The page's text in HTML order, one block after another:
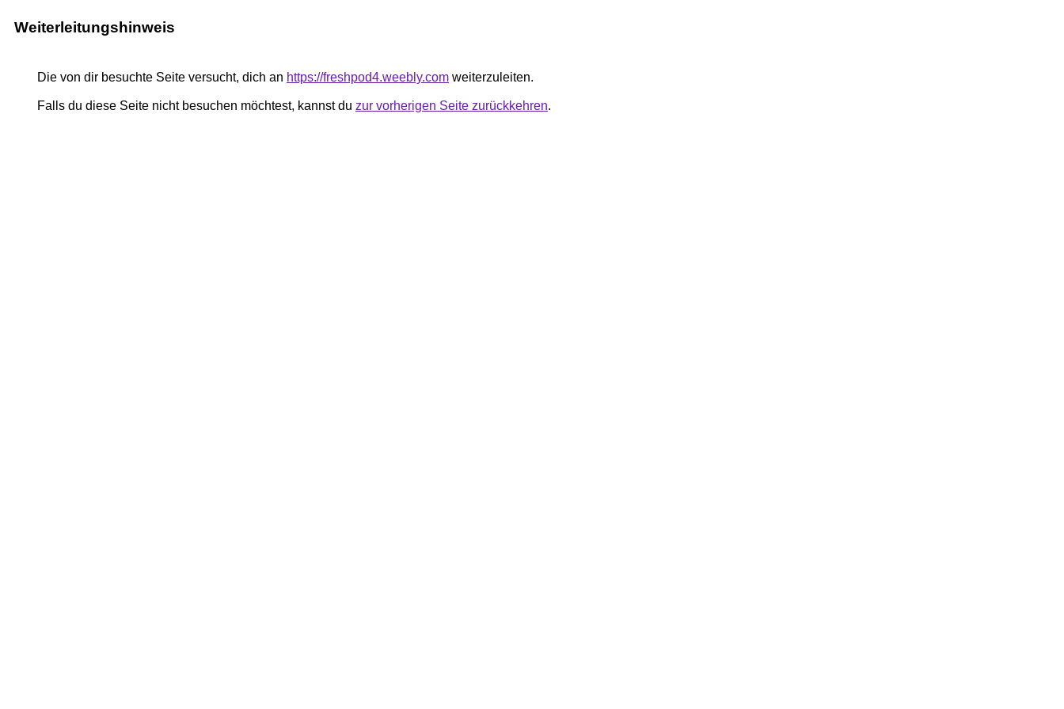
Weiterleitungshinweis
Die von dir besuchte Seite versucht, dich an https://freshpod4.weebly.com weiterzuleiten.
Falls du diese Seite nicht besuchen möchtest, kannst du zur vorherigen Seite zurückkehren.